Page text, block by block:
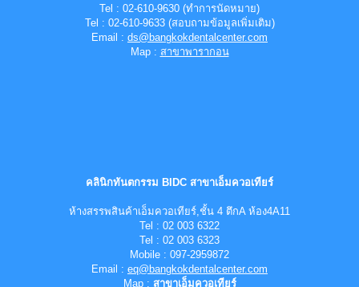
Tel : 02-610-9630 (ทำการนัดหมาย)
Tel : 02-610-9633 (สอบถามข้อมูลเพิ่มเติม)
Email : ds@bangkokdentalcenter.com
Map : สาขาพารากอน
คลินิกทันตกรรม BIDC สาขาเอ็มควอเทียร์
ห้างสรรพสินค้าเอ็มควอเทียร์,ชั้น 4 ตึกA ห้อง4A11
Tel : 02 003 6322
Tel : 02 003 6323
Mobile : 097-2959872
Email : eq@bangkokdentalcenter.com
Map : สาขาเอ็มควอเทียร์